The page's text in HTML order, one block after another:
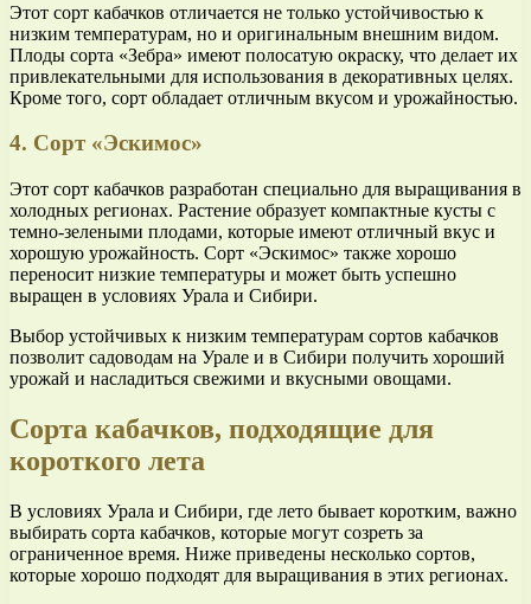
Этот сорт кабачков отличается не только устойчивостью к
низким температурам, но и оригинальным внешним видом.
Плоды сорта «Зебра» имеют полосатую окраску, что делает их
привлекательными для использования в декоративных целях.
Кроме того, сорт обладает отличным вкусом и урожайностью.
4. Сорт «Эскимос»
Этот сорт кабачков разработан специально для выращивания в
холодных регионах. Растение образует компактные кусты с
темно-зелеными плодами, которые имеют отличный вкус и
хорошую урожайность. Сорт «Эскимос» также хорошо
переносит низкие температуры и может быть успешно
выращен в условиях Урала и Сибири.
Выбор устойчивых к низким температурам сортов кабачков
позволит садоводам на Урале и в Сибири получить хороший
урожай и насладиться свежими и вкусными овощами.
Сорта кабачков, подходящие для
короткого лета
В условиях Урала и Сибири, где лето бывает коротким, важно
выбирать сорта кабачков, которые могут созреть за
ограниченное время. Ниже приведены несколько сортов,
которые хорошо подходят для выращивания в этих регионах.